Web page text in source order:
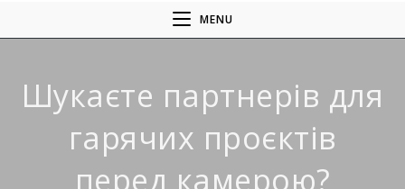
MENU
Шукаєте партнерів для
гарячих проєктів
перед камерою?